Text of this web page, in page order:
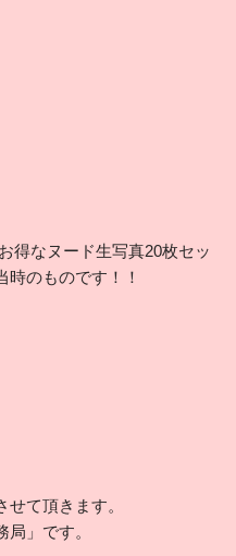
得なヌード生写真20枚セッ
時のものです！！
て頂きます。
」です。